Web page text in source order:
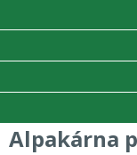
Alpakárna